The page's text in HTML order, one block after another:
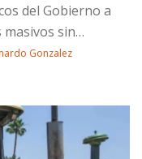
del Gobierno a
sin
reiterada con
Gonzalez